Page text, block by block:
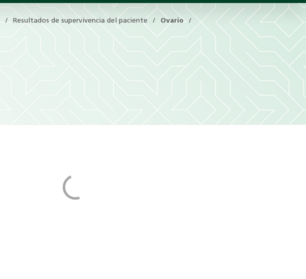
Resultados de supervivencia del paciente Ovario